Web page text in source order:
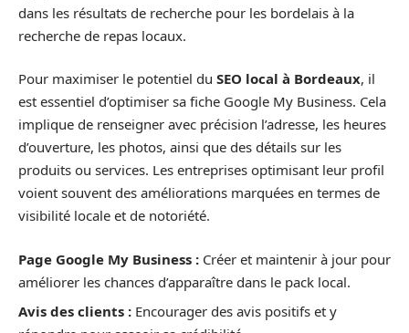
dans les résultats de recherche pour les bordelais à la
recherche de repas locaux.
Pour maximiser le potentiel du SEO local à Bordeaux, il
est essentiel d’optimiser sa fiche Google My Business. Cela
implique de renseigner avec précision l’adresse, les heures
d’ouverture, les photos, ainsi que des détails sur les
produits ou services. Les entreprises optimisant leur profil
voient souvent des améliorations marquées en termes de
visibilité locale et de notoriété.
Page Google My Business : Créer et maintenir à jour pour
améliorer les chances d’apparaître dans le pack local.
Avis des clients : Encourager des avis positifs et y